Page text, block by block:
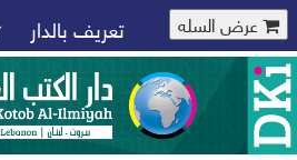
عرض السله تعريف بالدار